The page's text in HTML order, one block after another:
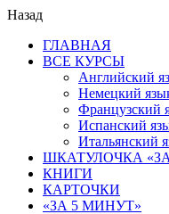
Назад
ГЛАВНАЯ
ВСЕ КУРСЫ
Английский
Немецкий
Французский
Испанский
Итальянский
ШКАТУЛОЧКА «ЗА
КНИГИ
КАРТОЧКИ
«ЗА 5 МИНУТ»